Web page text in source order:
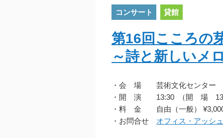
コンサート 貸館
第16回こころの
～詩と新しいメ
・会 場 芸術文化センター
・開 演 13:30 （開 場
・料 金 自由（一般） ¥3,000
・お問合せ オフィス・アッシュ